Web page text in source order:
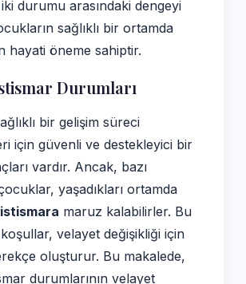
durumu arasındaki dengeyi
sağlıklı bir ortamda
hayati öneme sahiptir.
Durumları
bir gelişim süreci
için güvenli ve destekleyici bir
vardır. Ancak, bazı
yaşadıkları ortamda
istismara maruz kalabilirler. Bu
velayet değişikliği için
oluşturur. Bu makalede,
durumlarının velayet